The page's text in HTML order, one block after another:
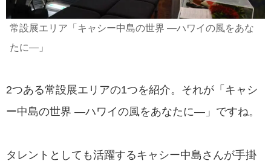
常設展エリア「キャシー中島の世界 ―ハワイの風をあな
たに―」
2つある常設展エリアの1つを紹介。それが「キャシ
ー中島の世界 ―ハワイの風をあなたに―」ですね。
タレントとしても活躍するキャシー中島さんが手掛